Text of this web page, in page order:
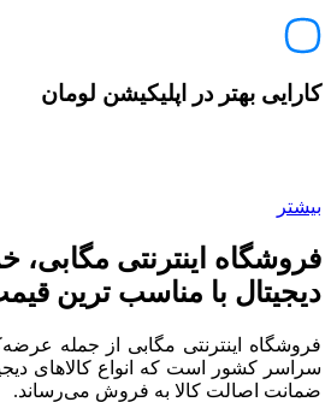
کارایی بهتر در اپلیکیشن لومان
بیشتر
فروشگاه اینترنتی مگابی،
دیجیتال با مناسب ترین
فروشگاه اینترنتی مگابی از جمله
سراسر کشور است که انواع کالاهای
ضمانت اصالت کالا به فروش می‌رساند.